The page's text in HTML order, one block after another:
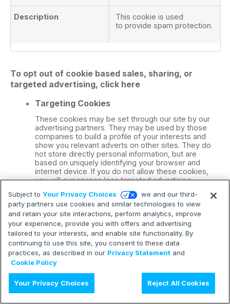
This cookie is used
to provide spam protection.
To opt out of cookie based sales, sharing, or
targeted advertising, click here
Targeting Cookies
These cookies may be set through our site by our
advertising partners. They may be used by those
companies to build a profile of your interests and
show you relevant adverts on other sites. They do
not store directly personal information, but are
based on uniquely identifying your browser and
internet device. If you do not allow these cookies,
you will experience less targeted advertising.
Functional Cookies
These cookies enable the website to provide
enhanced functionality and personalisation. They
may be set by us or by third party providers whose
services we have added to our pages. If you do not
allow these cookies then some or all of these
services may not function properly.
Performance Cookies
These cookies allow us to count visits and traffic
Subject to Your Privacy Choices
we and our third-
party partners use cookies and similar technologies to view
and retain your site interactions, perform analytics, improve
your experience, provide you with offers and advertising
tailored to your interests, and enable site functionality. By
continuing to use this site, you consent to these data
practices, as described in our Privacy Statement and
Cookie Policy
Your Privacy Choices Reject All Cookies